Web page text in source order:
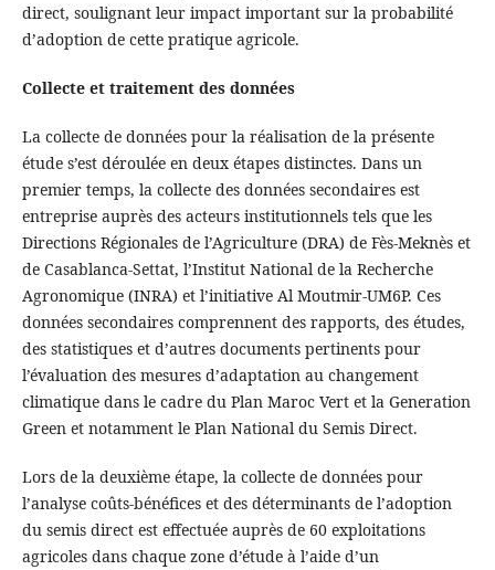
direct, soulignant leur impact important sur la probabilité
d’adoption de cette pratique agricole.
Collecte et traitement des données
La collecte de données pour la réalisation de la présente
étude s’est déroulée en deux étapes distinctes. Dans un
premier temps, la collecte des données secondaires est
entreprise auprès des acteurs institutionnels tels que les
Directions Régionales de l’Agriculture (DRA) de Fès-Meknès et
de Casablanca-Settat, l’Institut National de la Recherche
Agronomique (INRA) et l’initiative Al Moutmir-UM6P. Ces
données secondaires comprennent des rapports, des études,
des statistiques et d’autres documents pertinents pour
l’évaluation des mesures d’adaptation au changement
climatique dans le cadre du Plan Maroc Vert et la Generation
Green et notamment le Plan National du Semis Direct.
Lors de la deuxième étape, la collecte de données pour
l’analyse coûts-bénéfices et des déterminants de l’adoption
du semis direct est effectuée auprès de 60 exploitations
agricoles dans chaque zone d’étude à l’aide d’un